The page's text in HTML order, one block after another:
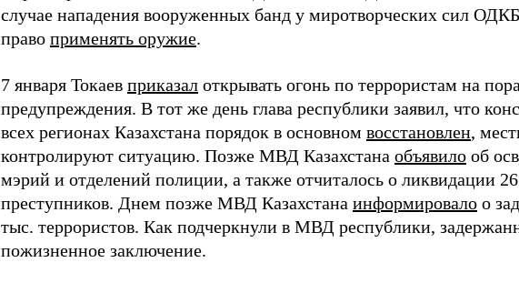
случае нападения вооруженных банд у миротворческих сил ОДКБ
право применять оружие.
7 января Токаев приказал открывать огонь по террористам на
предупреждения. В тот же день глава республики заявил, что
всех регионах Казахстана порядок в основном восстановлен,
контролируют ситуацию. Позже МВД Казахстана объявило об
мэрий и отделений полиции, а также отчиталось о ликвидации
преступников. Днем позже МВД Казахстана информировало о
тыс. террористов. Как подчеркнули в МВД республики,
пожизненное заключение.